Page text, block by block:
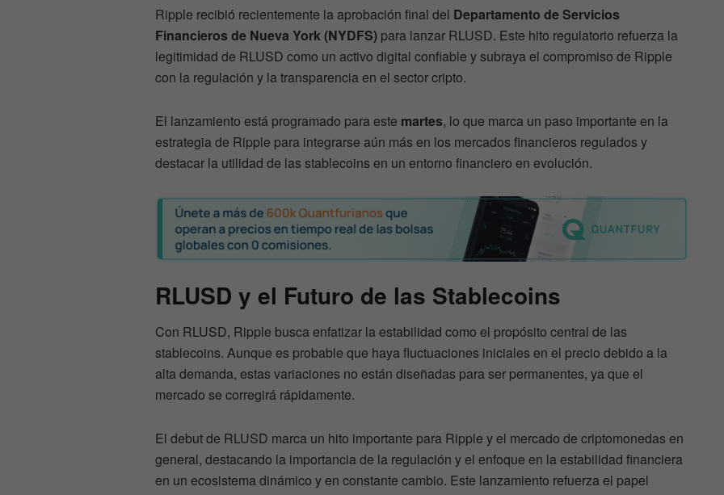
Ripple recibió recientemente la aprobación final del Departamento de Servicios
Financieros de Nueva York (NYDFS) para lanzar RLUSD. Este hito regulatorio refuerza la
legitimidad de RLUSD como un activo digital confiable y subraya el compromiso de Ripple
con la regulación y la transparencia en el sector cripto.
El lanzamiento está programado para este martes, lo que marca un paso importante en la
estrategia de Ripple para integrarse aún más en los mercados financieros regulados y
destacar la utilidad de las stablecoins en un entorno financiero en evolución.
RLUSD y el Futuro de las Stablecoins
Con RLUSD, Ripple busca enfatizar la estabilidad como el propósito central de las
stablecoins. Aunque es probable que haya fluctuaciones iniciales en el precio debido a la
alta demanda, estas variaciones no están diseñadas para ser permanentes, ya que el
mercado se corregirá rápidamente.
El debut de RLUSD marca un hito importante para Ripple y el mercado de criptomonedas en
general, destacando la importancia de la regulación y el enfoque en la estabilidad financiera
en un ecosistema dinámico y en constante cambio. Este lanzamiento refuerza el papel